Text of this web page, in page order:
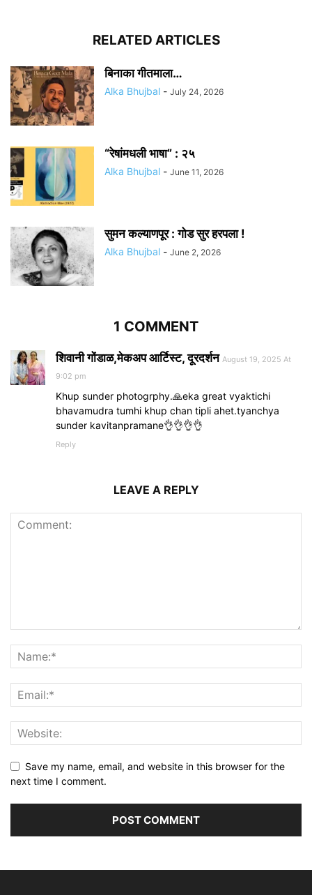
RELATED ARTICLES
बिनाका गीतमाला…
Alka Bhujbal - July 24, 2026
“रेषांमधली भाषा” : २५
Alka Bhujbal - June 11, 2026
सुमन कल्याणपूर : गोड सुर हरपला !
Alka Bhujbal - June 2, 2026
1 COMMENT
शिवानी गोंडाळ,मेकअप आर्टिस्ट, दूरदर्शन August 19, 2025 At
9:02 pm
Khup sunder photogrphy.🙏eka great vyaktichi
bhavamudra tumhi khup chan tipli ahet.tyanchya
sunder kavitanpramane👌👌👌👌
Reply
LEAVE A REPLY
Save my name, email, and website in this browser for the
next time I comment.